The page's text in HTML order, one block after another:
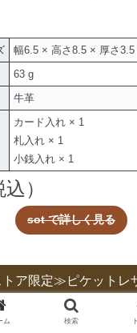
幅6.5 × 高さ8.5 × 厚さ3.5
63 g
牛革
カード入れ × 1
札入れ × 1
小銭入れ × 1
）
sot で詳しく見る
ア限定≫ピケットレ
ム 検索